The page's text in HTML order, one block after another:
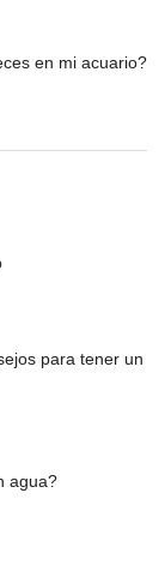
en mi acuario?
para tener un
agua?